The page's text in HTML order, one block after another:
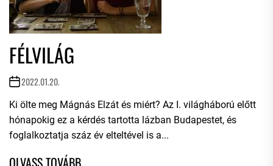
FÉLVILÁG
2022.01.20.
Ki ölte meg Mágnás Elzát és miért? Az I. világháború előtt
hónapokig ez a kérdés tartotta lázban Budapestet, és
foglalkoztatja száz év elteltével is a...